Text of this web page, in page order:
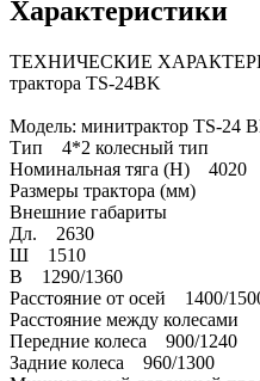
Характеристики
ТЕХНИЧЕСКИЕ
трактора TS-24BK
Модель: минитрактор TS-24
Тип 4*2 колесный тип
Номинальная тяга (Н) 4020
Размеры трактора (мм)
Внешние габариты
Дл. 2630
Ш 1510
В 1290/1360
Расстояние от осей 1400/
Расстояние между колесами
Передние колеса 900/1240
Задние колеса 960/1300